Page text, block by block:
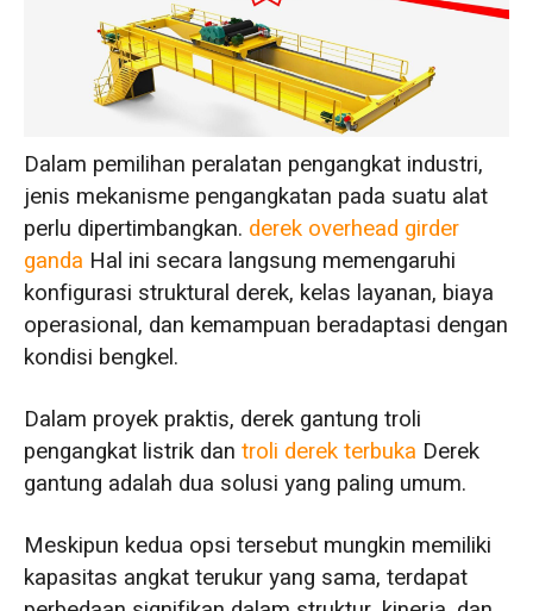
Perbandingan Harga: Perbedaan Biaya
dengan Spesifikasi yang Sama
Perbandingan Harga dan Kinerja Secara
Keseluruhan
Kesimpulan Seleksi
Dalam pemilihan peralatan pengangkat industri,
jenis mekanisme pengangkatan pada suatu alat
perlu dipertimbangkan. derek overhead girder
ganda Hal ini secara langsung memengaruhi
konfigurasi struktural derek, kelas layanan, biaya
operasional, dan kemampuan beradaptasi dengan
kondisi bengkel.
Dalam proyek praktis, derek gantung troli
pengangkat listrik dan troli derek terbuka Derek
gantung adalah dua solusi yang paling umum.
Meskipun kedua opsi tersebut mungkin memiliki
kapasitas angkat terukur yang sama, terdapat